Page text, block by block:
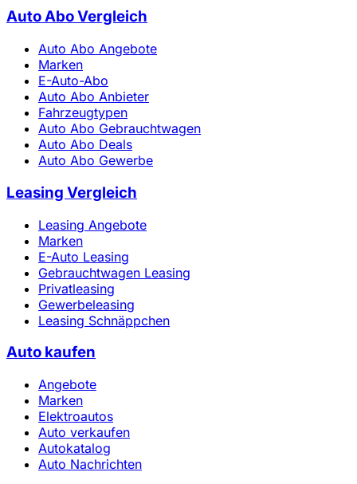
Auto Abo Vergleich
Auto Abo Angebote
Marken
E-Auto-Abo
Auto Abo Anbieter
Fahrzeugtypen
Auto Abo Gebrauchtwagen
Auto Abo Deals
Auto Abo Gewerbe
Leasing Vergleich
Leasing Angebote
Marken
E-Auto Leasing
Gebrauchtwagen Leasing
Privatleasing
Gewerbeleasing
Leasing Schnäppchen
Auto kaufen
Angebote
Marken
Elektroautos
Auto verkaufen
Autokatalog
Auto Nachrichten